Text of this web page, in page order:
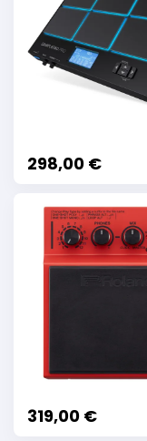
298,00 €
319,00 €